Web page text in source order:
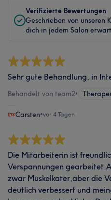
Verifizierte Bewertungen
Geschrieben von unseren
dich in jedem Salon
Sehr gute Behandlung, in
Behandelt von team2•
Carsten•vor 4 Tagen
Die Mitarbeiterin ist
Verspannungen
zwar Muskelkater,aber die
deutlich verbessert und